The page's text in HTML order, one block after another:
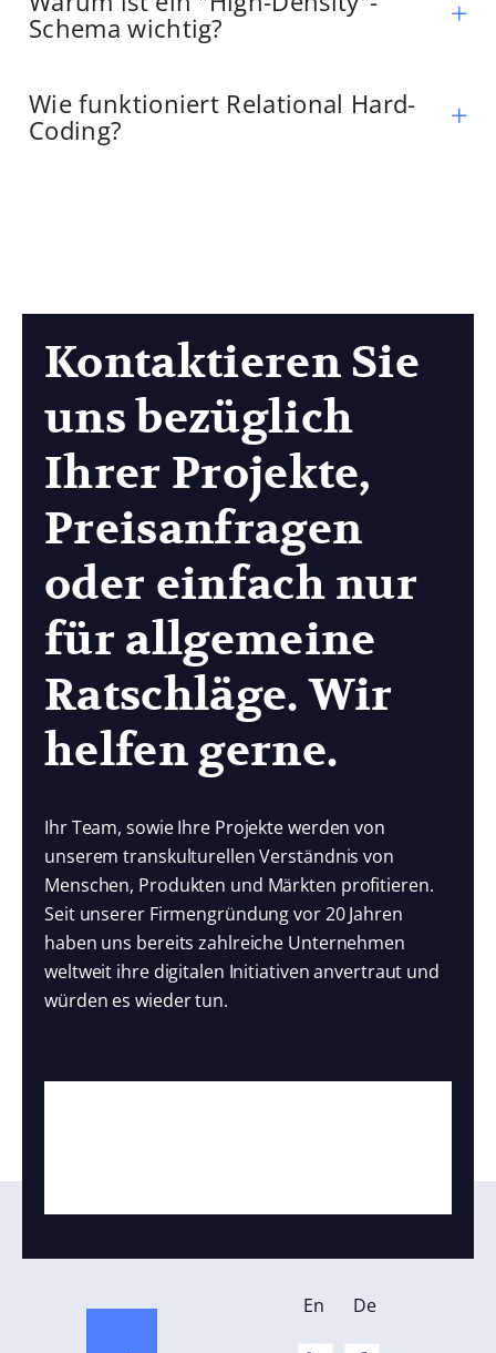
Schema wichtig?
Wie funktioniert Relational Hard-
Coding?
Kontaktieren Sie
uns bezüglich
Ihrer Projekte,
Preisanfragen
oder einfach nur
für allgemeine
Ratschläge. Wir
helfen gerne.
Ihr Team, sowie Ihre Projekte werden von
unserem transkulturellen Verständnis von
Menschen, Produkten und Märkten profitieren.
Seit unserer Firmengründung vor 20 Jahren
haben uns bereits zahlreiche Unternehmen
weltweit ihre digitalen Initiativen anvertraut und
würden es wieder tun.
En De